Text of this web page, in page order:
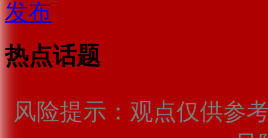
发布
热点话题
风险提示：观点仅供参